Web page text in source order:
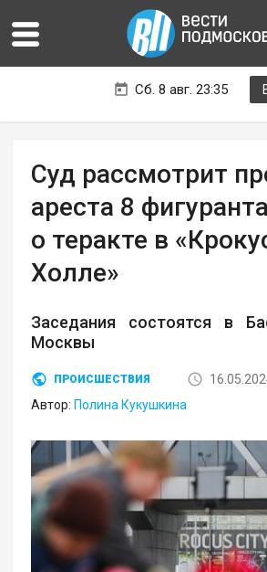
Сб. 8 авг. 23:35
Суд рассмотрит
ареста 8
о теракте в
Холле»
Заседания состоятся в
Москвы
ПРОИСШЕСТВИЯ
Автор: Полина Кукушкина